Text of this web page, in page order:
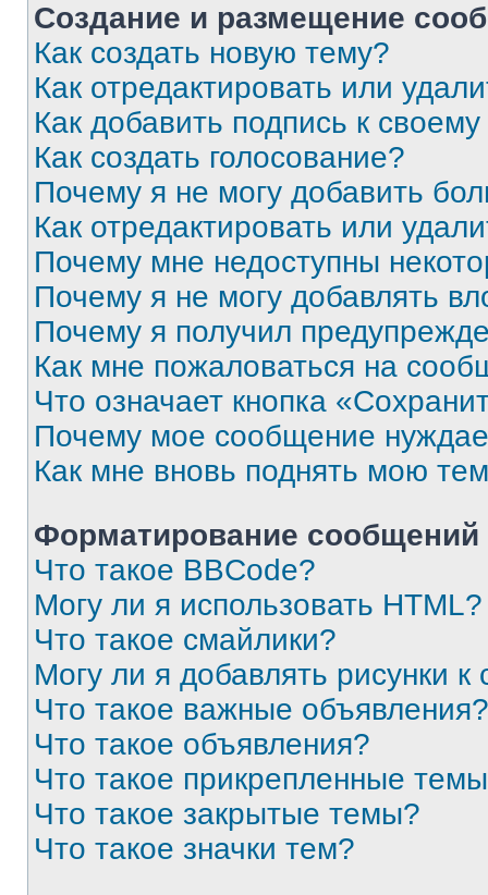
Создание и размещение
Как создать новую тему?
Как отредактировать или
Как добавить подпись к
Как создать голосование?
Почему я не могу добавить
Как отредактировать или
Почему мне недоступны
Почему я не могу добавлять
Почему я получил
Как мне пожаловаться на
Что означает кнопка
Почему мое сообщение
Как мне вновь поднять мою
Форматирование
Что такое BBCode?
Могу ли я использовать HTML?
Что такое смайлики?
Могу ли я добавлять рисунки
Что такое важные объявления?
Что такое объявления?
Что такое прикрепленные
Что такое закрытые темы?
Что такое значки тем?